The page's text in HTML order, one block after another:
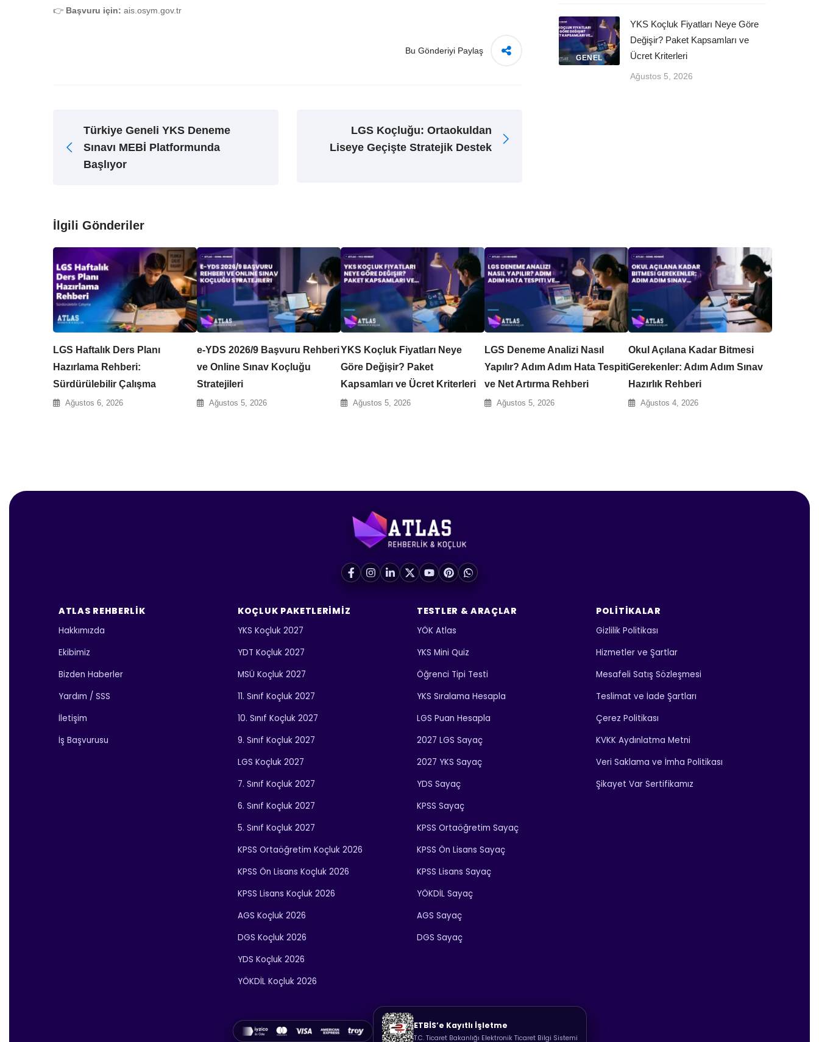
👉 Başvuru için: ais.osym.gov.tr
Bu Gönderiyi Paylaş
Türkiye Geneli YKS Deneme
Sınavı MEBİ Platformunda
Başlıyor
LGS Koçluğu: Ortaokuldan
Liseye Geçişte Stratejik Destek
İlgili Gönderiler
LGS Haftalık Ders Planı
Hazırlama Rehberi:
Sürdürülebilir Çalışma
Ağustos 6, 2026
e-YDS 2026/9 Başvuru Rehberi
ve Online Sınav Koçluğu
Stratejileri
Ağustos 5, 2026
YKS Koçluk Fiyatları Neye
Göre Değişir? Paket
Kapsamları ve Ücret Kriterleri
Ağustos 5, 2026
LGS Deneme Analizi Nasıl
Yapılır? Adım Adım Hata Tespiti
ve Net Artırma Rehberi
Ağustos 5, 2026
Okul Açılana Kadar Bitmesi
Gerekenler: Adım Adım Sınav
Hazırlık Rehberi
Ağustos 4, 2026
GENEL
YKS Koçluk Fiyatları Neye Göre
Değişir? Paket Kapsamları ve
Ücret Kriterleri
Ağustos 5, 2026
ATLAS REHBERLIK
Hakkımızda
Ekibimiz
Bizden Haberler
Yardım / SSS
İletişim
İş Başvurusu
KOÇLUK PAKETLERIMIZ
YKS Koçluk 2027
YDT Koçluk 2027
MSÜ Koçluk 2027
11. Sınıf Koçluk 2027
10. Sınıf Koçluk 2027
9. Sınıf Koçluk 2027
LGS Koçluk 2027
7. Sınıf Koçluk 2027
6. Sınıf Koçluk 2027
5. Sınıf Koçluk 2027
KPSS Ortaöğretim Koçluk 2026
KPSS Ön Lisans Koçluk 2026
KPSS Lisans Koçluk 2026
AGS Koçluk 2026
DGS Koçluk 2026
YDS Koçluk 2026
YÖKDİL Koçluk 2026
TESTLER & ARAÇLAR
YÖK Atlas
YKS Mini Quiz
Öğrenci Tipi Testi
YKS Sıralama Hesapla
LGS Puan Hesapla
2027 LGS Sayaç
2027 YKS Sayaç
YDS Sayaç
KPSS Sayaç
KPSS Ortaöğretim Sayaç
KPSS Ön Lisans Sayaç
KPSS Lisans Sayaç
YÖKDİL Sayaç
AGS Sayaç
DGS Sayaç
POLITIKALAR
Gizlilik Politikası
Hizmetler ve Şartlar
Mesafeli Satış Sözleşmesi
Teslimat ve İade Şartları
Çerez Politikası
KVKK Aydınlatma Metni
Veri Saklama ve İmha Politikası
Şikayet Var Sertifikamız
ETBİS’e Kayıtlı İşletme
T.C. Ticaret Bakanlığı Elektronik Ticaret Bilgi Sistemi